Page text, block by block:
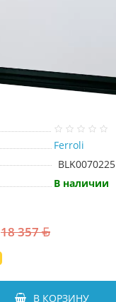
Ferroli
BLK0070225
В наличии
18 357
В КОРЗИНУ